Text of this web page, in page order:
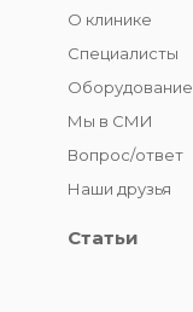
О клинике
Специалисты
Оборудование
Мы в СМИ
Вопрос/ответ
Наши друзья
Статьи